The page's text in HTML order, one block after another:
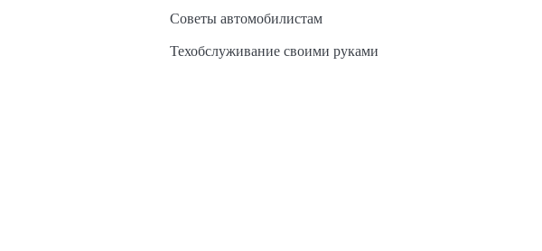
Советы автомобилистам
Техобслуживание своими руками